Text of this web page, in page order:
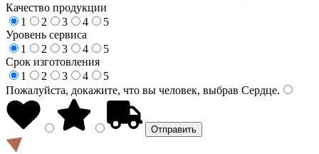
Качество продукции
1
2 3 4
5
Уровень сервиса
1
2 3 4
5
Срок изготовления
1
2 3 4
5
Пожалуйста, докажите, что вы человек, выбрав Сердце.